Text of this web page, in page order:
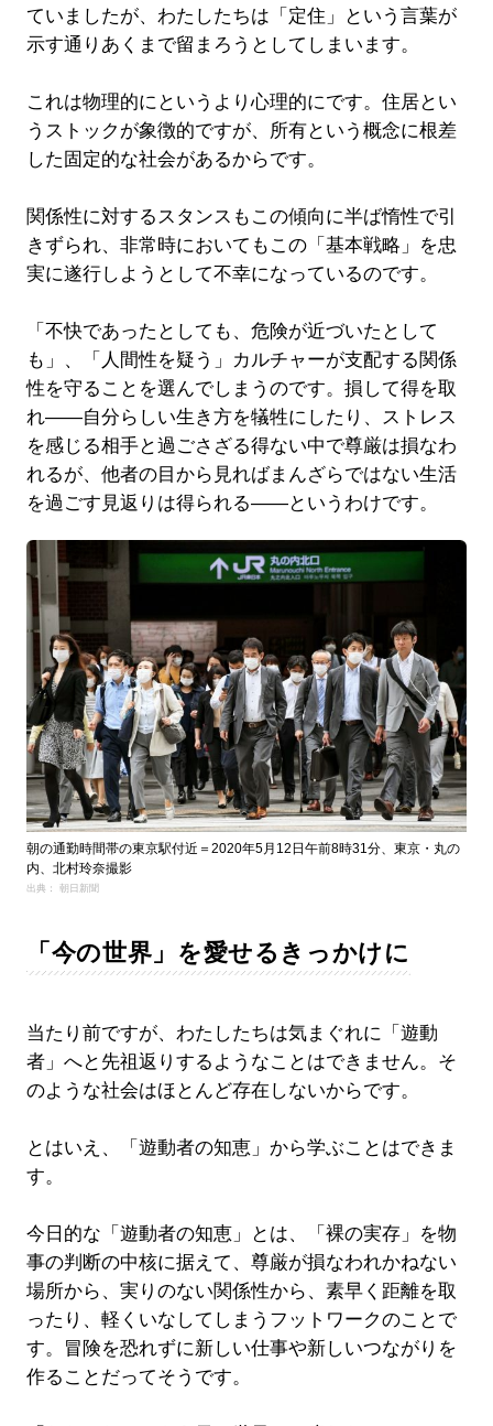
ていましたが、わたしたちは「定住」という言葉が
示す通りあくまで留まろうとしてしまいます。
これは物理的にというより心理的にです。住居とい
うストックが象徴的ですが、所有という概念に根差
した固定的な社会があるからです。
関係性に対するスタンスもこの傾向に半ば惰性で引
きずられ、非常時においてもこの「基本戦略」を忠
実に遂行しようとして不幸になっているのです。
「不快であったとしても、危険が近づいたとして
も」、「人間性を疑う」カルチャーが支配する関係
性を守ることを選んでしまうのです。損して得を取
れ――自分らしい生き方を犠牲にしたり、ストレス
を感じる相手と過ごさざる得ない中で尊厳は損なわ
れるが、他者の目から見ればまんざらではない生活
を過ごす見返りは得られる――というわけです。
朝の通勤時間帯の東京駅付近＝2020年5月12日午前8時31分、東京・丸の
内、北村玲奈撮影
出典： 朝日新聞
「今の世界」を愛せるきっかけに
当たり前ですが、わたしたちは気まぐれに「遊動
者」へと先祖返りするようなことはできません。そ
のような社会はほとんど存在しないからです。
とはいえ、「遊動者の知恵」から学ぶことはできま
す。
今日的な「遊動者の知恵」とは、「裸の実存」を物
事の判断の中核に据えて、尊厳が損なわれかねない
場所から、実りのない関係性から、素早く距離を取
ったり、軽くいなしてしまうフットワークのことで
す。冒険を恐れずに新しい仕事や新しいつながりを
作ることだってそうです。